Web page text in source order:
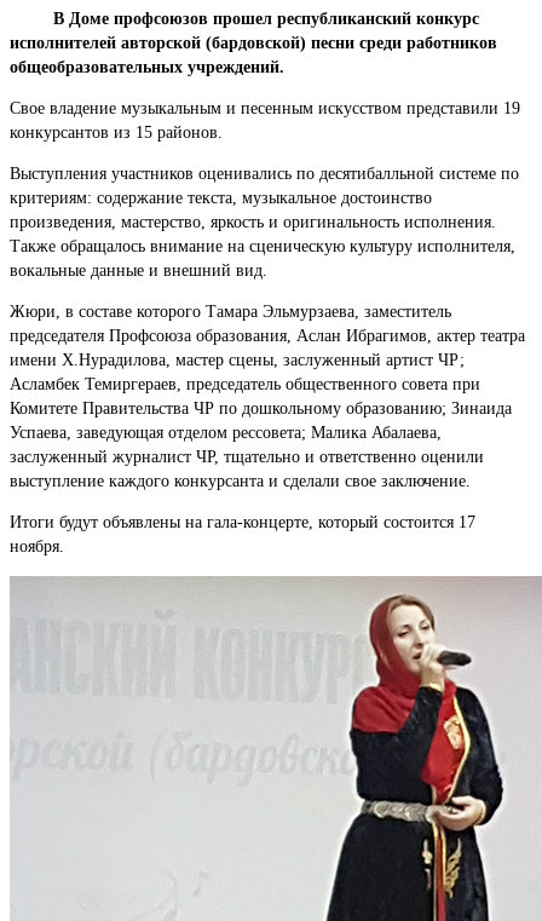
В Доме профсоюзов прошел республиканский конкурс
исполнителей авторской (бардовской) песни среди работников
общеобразовательных учреждений.
Свое владение музыкальным и песенным искусством представили 19
конкурсантов из 15 районов.
Выступления участников оценивались по десятибалльной системе по
критериям: содержание текста, музыкальное достоинство
произведения, мастерство, яркость и оригинальность исполнения.
Также обращалось внимание на сценическую культуру исполнителя,
вокальные данные и внешний вид.
Жюри, в составе которого Тамара Эльмурзаева, заместитель
председателя Профсоюза образования, Аслан Ибрагимов, актер театра
имени Х.Нурадилова, мастер сцены, заслуженный артист ЧР;
Асламбек Темиргераев, председатель общественного совета при
Комитете Правительства ЧР по дошкольному образованию; Зинаида
Успаева, заведующая отделом рессовета; Малика Абалаева,
заслуженный журналист ЧР, тщательно и ответственно оценили
выступление каждого конкурсанта и сделали свое заключение.
Итоги будут объявлены на гала-концерте, который состоится 17
ноября.